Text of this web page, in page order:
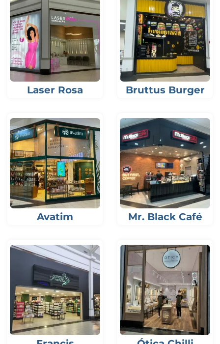
Laser Rosa Bruttus Burger
Avatim Mr. Black Café